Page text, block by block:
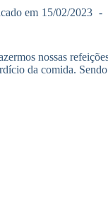
em 15/02/2023
nossas
da comida.